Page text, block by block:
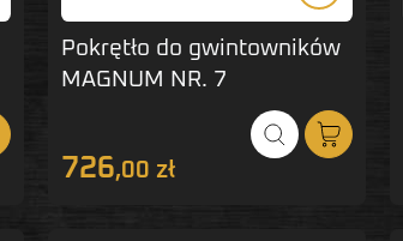
Pokrętło do gwintowników
MAGNUM NR. 7
726,00 zł